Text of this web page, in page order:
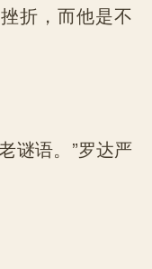
折，而他是不
谜语。”罗达严